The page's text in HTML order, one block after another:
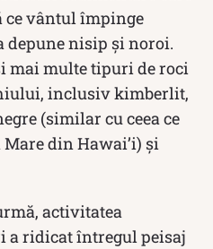
ce vântul împinge
depune nisip și noroi.
mai multe tipuri de roci
inclusiv kimberlit,
(similar cu ceea ce
din Hawai’i) și
activitatea
a ridicat întregul peisaj